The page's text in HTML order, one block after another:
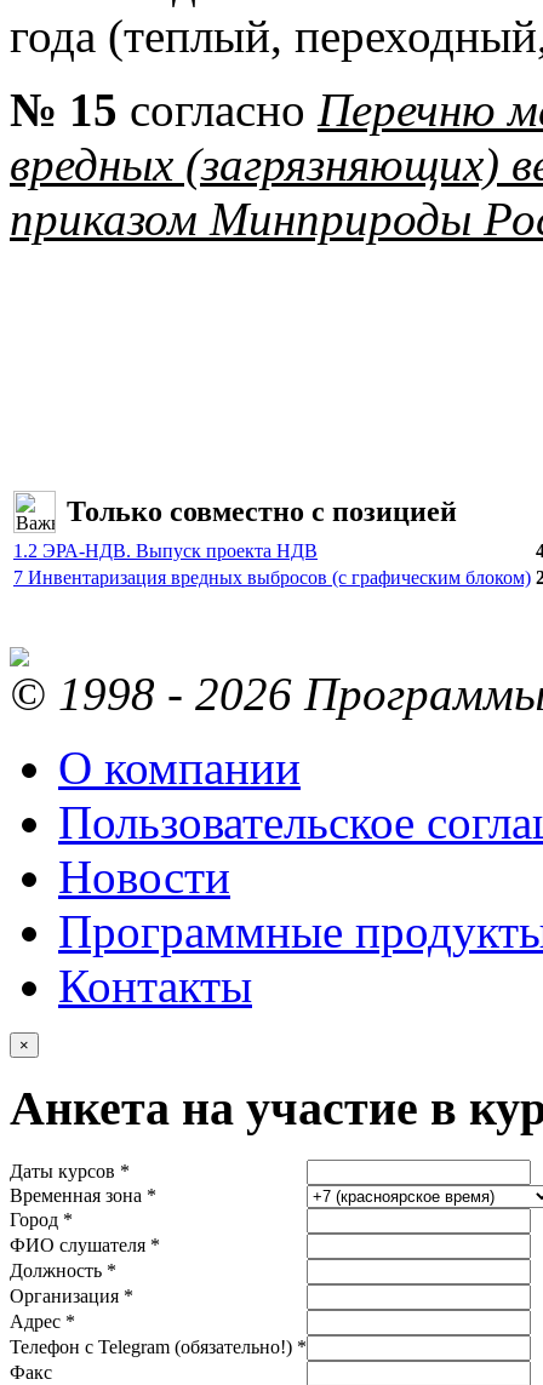
года (теплый,
№ 15 согласно Перечню
вредных (загрязняющих)
приказом Минприроды
Только совместно с позицией
1.2 ЭРА-НДВ. Выпуск проекта НДВ
7 Инвентаризация вредных выбросов (с графическим блоком)
© 1998 - 2026 Программы
О компании
Пользовательское
Новости
Программные
Контакты
×
Анкета на участие в
Даты курсов *
Временная зона *
Город *
ФИО слушателя *
Должность *
Организация *
Адрес *
Телефон с Telegram (обязательно!) *
Факс